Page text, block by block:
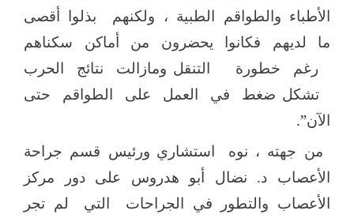
الأطباء والطواقم الطبية ، ولكنهم
بذلوا أقصى
ما لديهم فكانوا يحضرون من أماكن سكناهم
رغم خطورة
التنقل ومازالت نتائج الحرب
تشكل ضغط في العمل على الطواقم حتى
الآن”.
من جهته ، نوه
استشاري ورئيس قسم جراحة
الأعصاب د. نضال أبو هدروس على دور مركز
الأعصاب والتطور في الجراحات
التي
لم تجر